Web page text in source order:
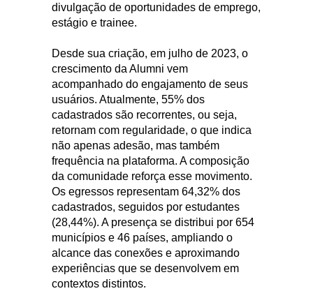
divulgação de oportunidades de emprego,
estágio e trainee.
Desde sua criação, em julho de 2023, o
crescimento da Alumni vem
acompanhado do engajamento de seus
usuários. Atualmente, 55% dos
cadastrados são recorrentes, ou seja,
retornam com regularidade, o que indica
não apenas adesão, mas também
frequência na plataforma. A composição
da comunidade reforça esse movimento.
Os egressos representam 64,32% dos
cadastrados, seguidos por estudantes
(28,44%). A presença se distribui por 654
municípios e 46 países, ampliando o
alcance das conexões e aproximando
experiências que se desenvolvem em
contextos distintos.